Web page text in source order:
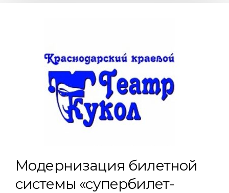
Модернизация билетной
системы «супербилет-